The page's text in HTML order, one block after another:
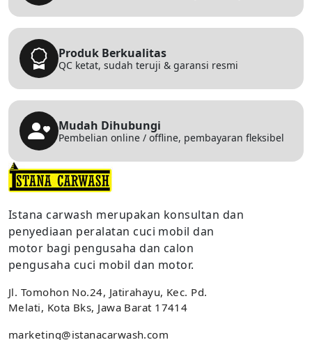
Produk Berkualitas
QC ketat, sudah teruji & garansi resmi
Mudah Dihubungi
Pembelian online / offline, pembayaran fleksibel
Istana carwash merupakan konsultan dan
penyediaan peralatan cuci mobil dan
motor bagi pengusaha dan calon
pengusaha cuci mobil dan motor.
Jl. Tomohon No.24, Jatirahayu, Kec. Pd.
Melati, Kota Bks, Jawa Barat 17414
marketing@istanacarwash.com